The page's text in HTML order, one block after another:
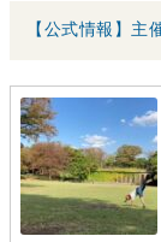
【公式情報】主